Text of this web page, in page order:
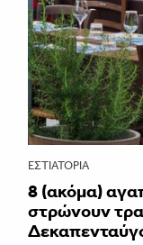
ΕΣΤΙΑΤΌΡΙΑ
8 (ακόμα)
στρώνουν